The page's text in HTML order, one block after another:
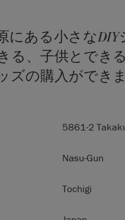
にある小さな
る、子供とでき
ズの購入ができま
5861-2
Nasu-Gun
Tochigi